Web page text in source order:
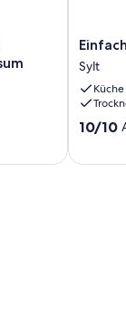
Einfach
auf
Sylt<br>
Sylt
Sylt
Küche
10.0
10/10